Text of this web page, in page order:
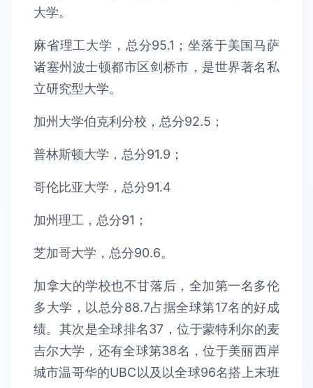
大学。
麻省理工大学，总分95.1；坐落于美国马萨
诸塞州波士顿都市区剑桥市，是世界著名私
立研究型大学。
加州大学伯克利分校，总分92.5；
普林斯顿大学，总分91.9；
哥伦比亚大学，总分91.4
加州理工，总分91；
芝加哥大学，总分90.6。
加拿大的学校也不甘落后，全加第一名多伦
多大学，以总分88.7占据全球第17名的好成
绩。其次是全球排名37，位于蒙特利尔的麦
吉尔大学，还有全球第38名，位于美丽西岸
城市温哥华的UBC以及以全球96名搭上末班